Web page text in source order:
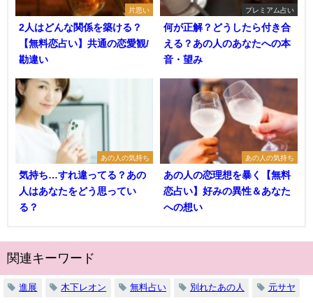
片思い
2人はどんな関係を築ける？
【無料恋占い】共通の恋愛観/
勘違い
プレミアム占い
何が正解？どうしたら付き合
える？あの人のあなたへの本
音・望み
あの人の気持ち
気持ち…すれ違ってる？あの
人はあなたをどう思ってい
る？
あの人の気持ち
あの人の恋理想を暴く【無料
恋占い】好みの異性＆あなた
への想い
関連キーワード
進展 木下レオン 無料占い 別れたあの人 元サヤ